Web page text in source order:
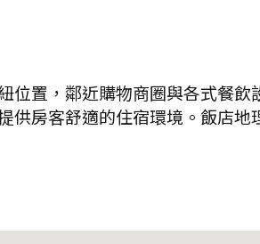
置，鄰近購物商圈與各式餐
房客舒適的住宿環境。飯店